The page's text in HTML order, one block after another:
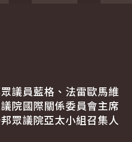
議員藍格、法雷歐馬維
院國際關係委員會主席
眾議院亞太小組召集人